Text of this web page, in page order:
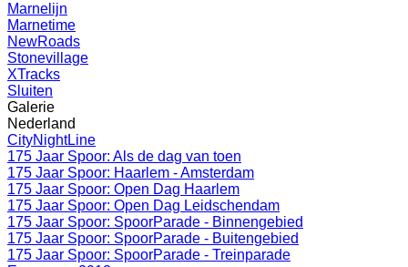
Marnelijn
Marnetime
NewRoads
Stonevillage
XTracks
Sluiten
Galerie
Nederland
CityNightLine
175 Jaar Spoor: Als de dag van toen
175 Jaar Spoor: Haarlem - Amsterdam
175 Jaar Spoor: Open Dag Haarlem
175 Jaar Spoor: Open Dag Leidschendam
175 Jaar Spoor: SpoorParade - Binnengebied
175 Jaar Spoor: SpoorParade - Buitengebied
175 Jaar Spoor: SpoorParade - Treinparade